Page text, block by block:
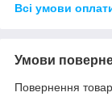
Всі умови
Умови
Повернення